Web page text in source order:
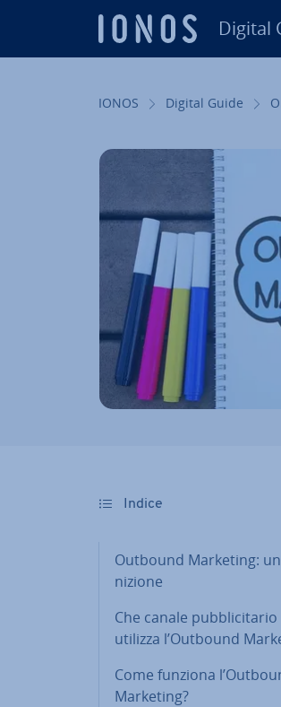
Digital
IONOS Digital Guide
Indice
Outbound Marketing:
ni­zio­ne
Che canale pub­bli­ci­ta­rio
utilizza l’Outbound
Come funziona
Marketing?